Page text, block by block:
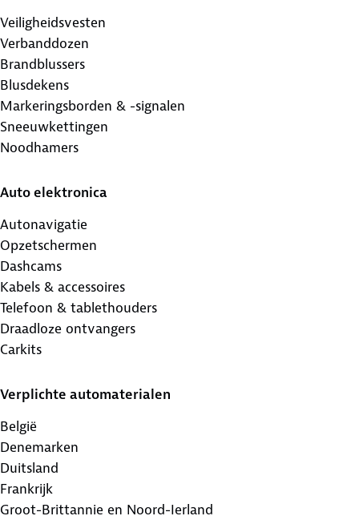
Veiligheidsvesten
Verbanddozen
Brandblussers
Blusdekens
Markeringsborden & -signalen
Sneeuwkettingen
Noodhamers
Auto elektronica
Autonavigatie
Opzetschermen
Dashcams
Kabels & accessoires
Telefoon & tablethouders
Draadloze ontvangers
Carkits
Verplichte automaterialen
België
Denemarken
Duitsland
Frankrijk
Groot-Brittannie en Noord-Ierland